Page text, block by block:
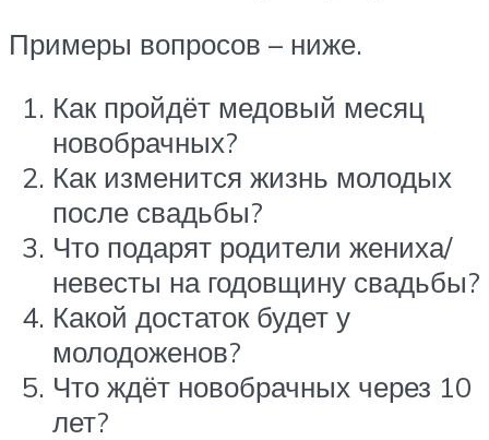
Примеры вопросов – ниже.
Как пройдёт медовый месяц
новобрачных?
Как изменится жизнь молодых
после свадьбы?
Что подарят родители жениха/
невесты на годовщину свадьбы?
Какой достаток будет у
молодоженов?
Что ждёт новобрачных через 10
лет?